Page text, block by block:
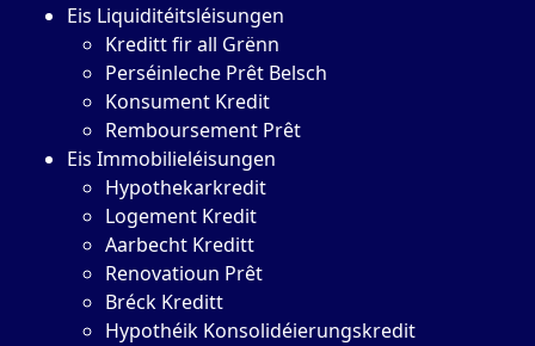
Eis Liquiditéitsléisungen
Kreditt fir all Grënn
Perséinleche Prêt Belsch
Konsument Kredit
Remboursement Prêt
Eis Immobilieléisungen
Hypothekarkredit
Logement Kredit
Aarbecht Kreditt
Renovatioun Prêt
Bréck Kreditt
Hypothéik Konsolidéierungskredit